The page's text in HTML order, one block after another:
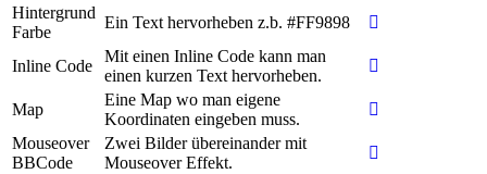
Hintergrund
Farbe
Ein Text hervorheben z.b. #FF9898
Inline Code
Mit einen Inline Code kann man
einen kurzen Text hervorheben.
Map
Eine Map wo man eigene
Koordinaten eingeben muss.
Mouseover
BBCode
Zwei Bilder übereinander mit
Mouseover Effekt.